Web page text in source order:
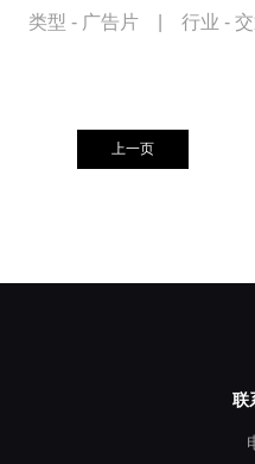
类型 - 广告片 行业 -
上一页
联